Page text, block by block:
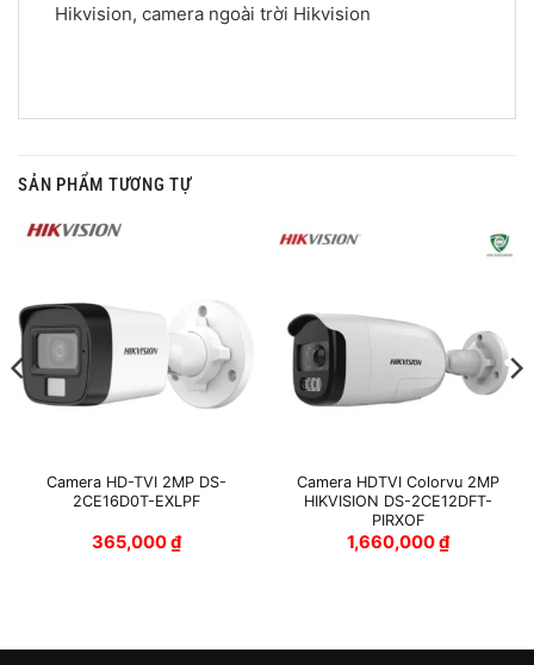
Hikvision, camera ngoài trời Hikvision
SẢN PHẨM TƯƠNG TỰ
Camera HD-TVI 2MP DS-
2CE16D0T-EXLPF
365,000₫
Camera HDTVI Colorvu 2MP
HIKVISION DS-2CE12DFT-
PIRXOF
1,660,000₫